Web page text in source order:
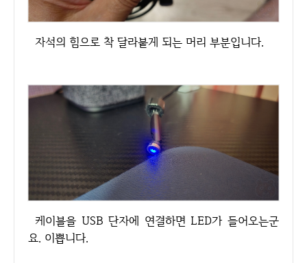
자석의 힘으로 착 달라붙게 되는 머리 부분입니다.
케이블을 USB 단자에 연결하면 LED가 들어오는군
요. 이쁩니다.